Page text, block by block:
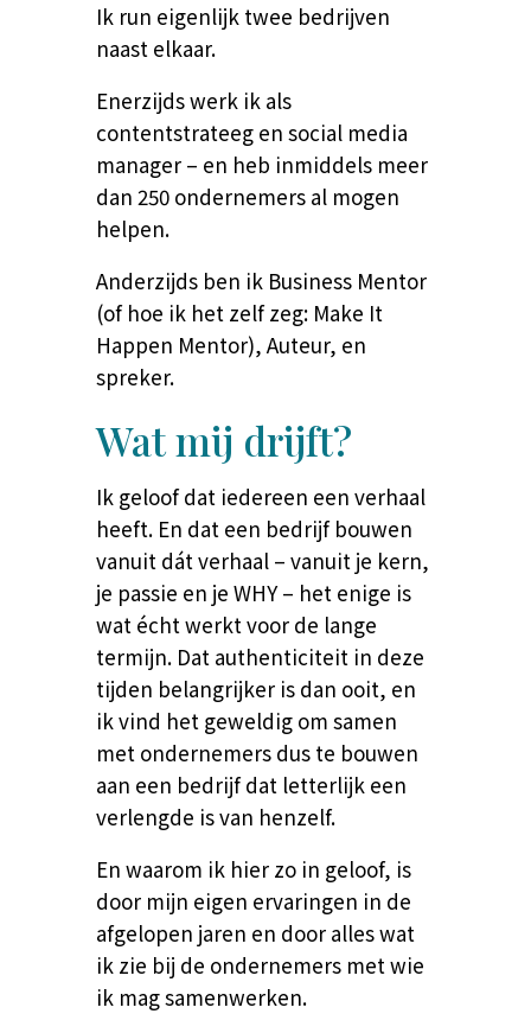
Ik run eigenlijk twee bedrijven
naast elkaar.
Enerzijds werk ik als
contentstrateeg en social media
manager – en heb inmiddels meer
dan 250 ondernemers al mogen
helpen.
Anderzijds ben ik Business Mentor
(of hoe ik het zelf zeg: Make It
Happen Mentor), Auteur, en
spreker.
Wat mij drijft?
Ik geloof dat iedereen een verhaal
heeft. En dat een bedrijf bouwen
vanuit dát verhaal – vanuit je kern,
je passie en je WHY – het enige is
wat écht werkt voor de lange
termijn. Dat authenticiteit in deze
tijden belangrijker is dan ooit, en
ik vind het geweldig om samen
met ondernemers dus te bouwen
aan een bedrijf dat letterlijk een
verlengde is van henzelf.
En waarom ik hier zo in geloof, is
door mijn eigen ervaringen in de
afgelopen jaren en door alles wat
ik zie bij de ondernemers met wie
ik mag samenwerken.